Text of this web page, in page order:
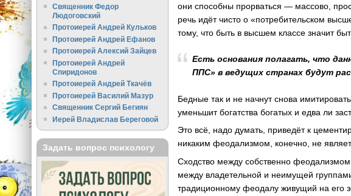
они способны прорваться — массово,
речь идёт чисто о «потребительском
тому, что быть в высшем классе значит
Есть основания полагать, что
ППС» в ведущих странах будут
Бедные так и не начнут снова
уменьшит богатства богатых и едва ли
Это всё, надо думать, приведёт к
никаким феодализмом, конечно, не
Сходство между собственно
между владетельной и неимущей
традиционному феодалу живущий на его
Священник Федор
Людоговский
Протоиерей Андрей Кульков
Протоиерей Андрей Ефанов
Протоиерей Алексий Зайцев
Протоиерей Андрей
Спиридонов
Протоиерей Андрей Ткачёв
Протоиерей Василий Мазур
Священник Сергий Бегиян
Иерей Владислав Береговой
Задать вопрос психологу